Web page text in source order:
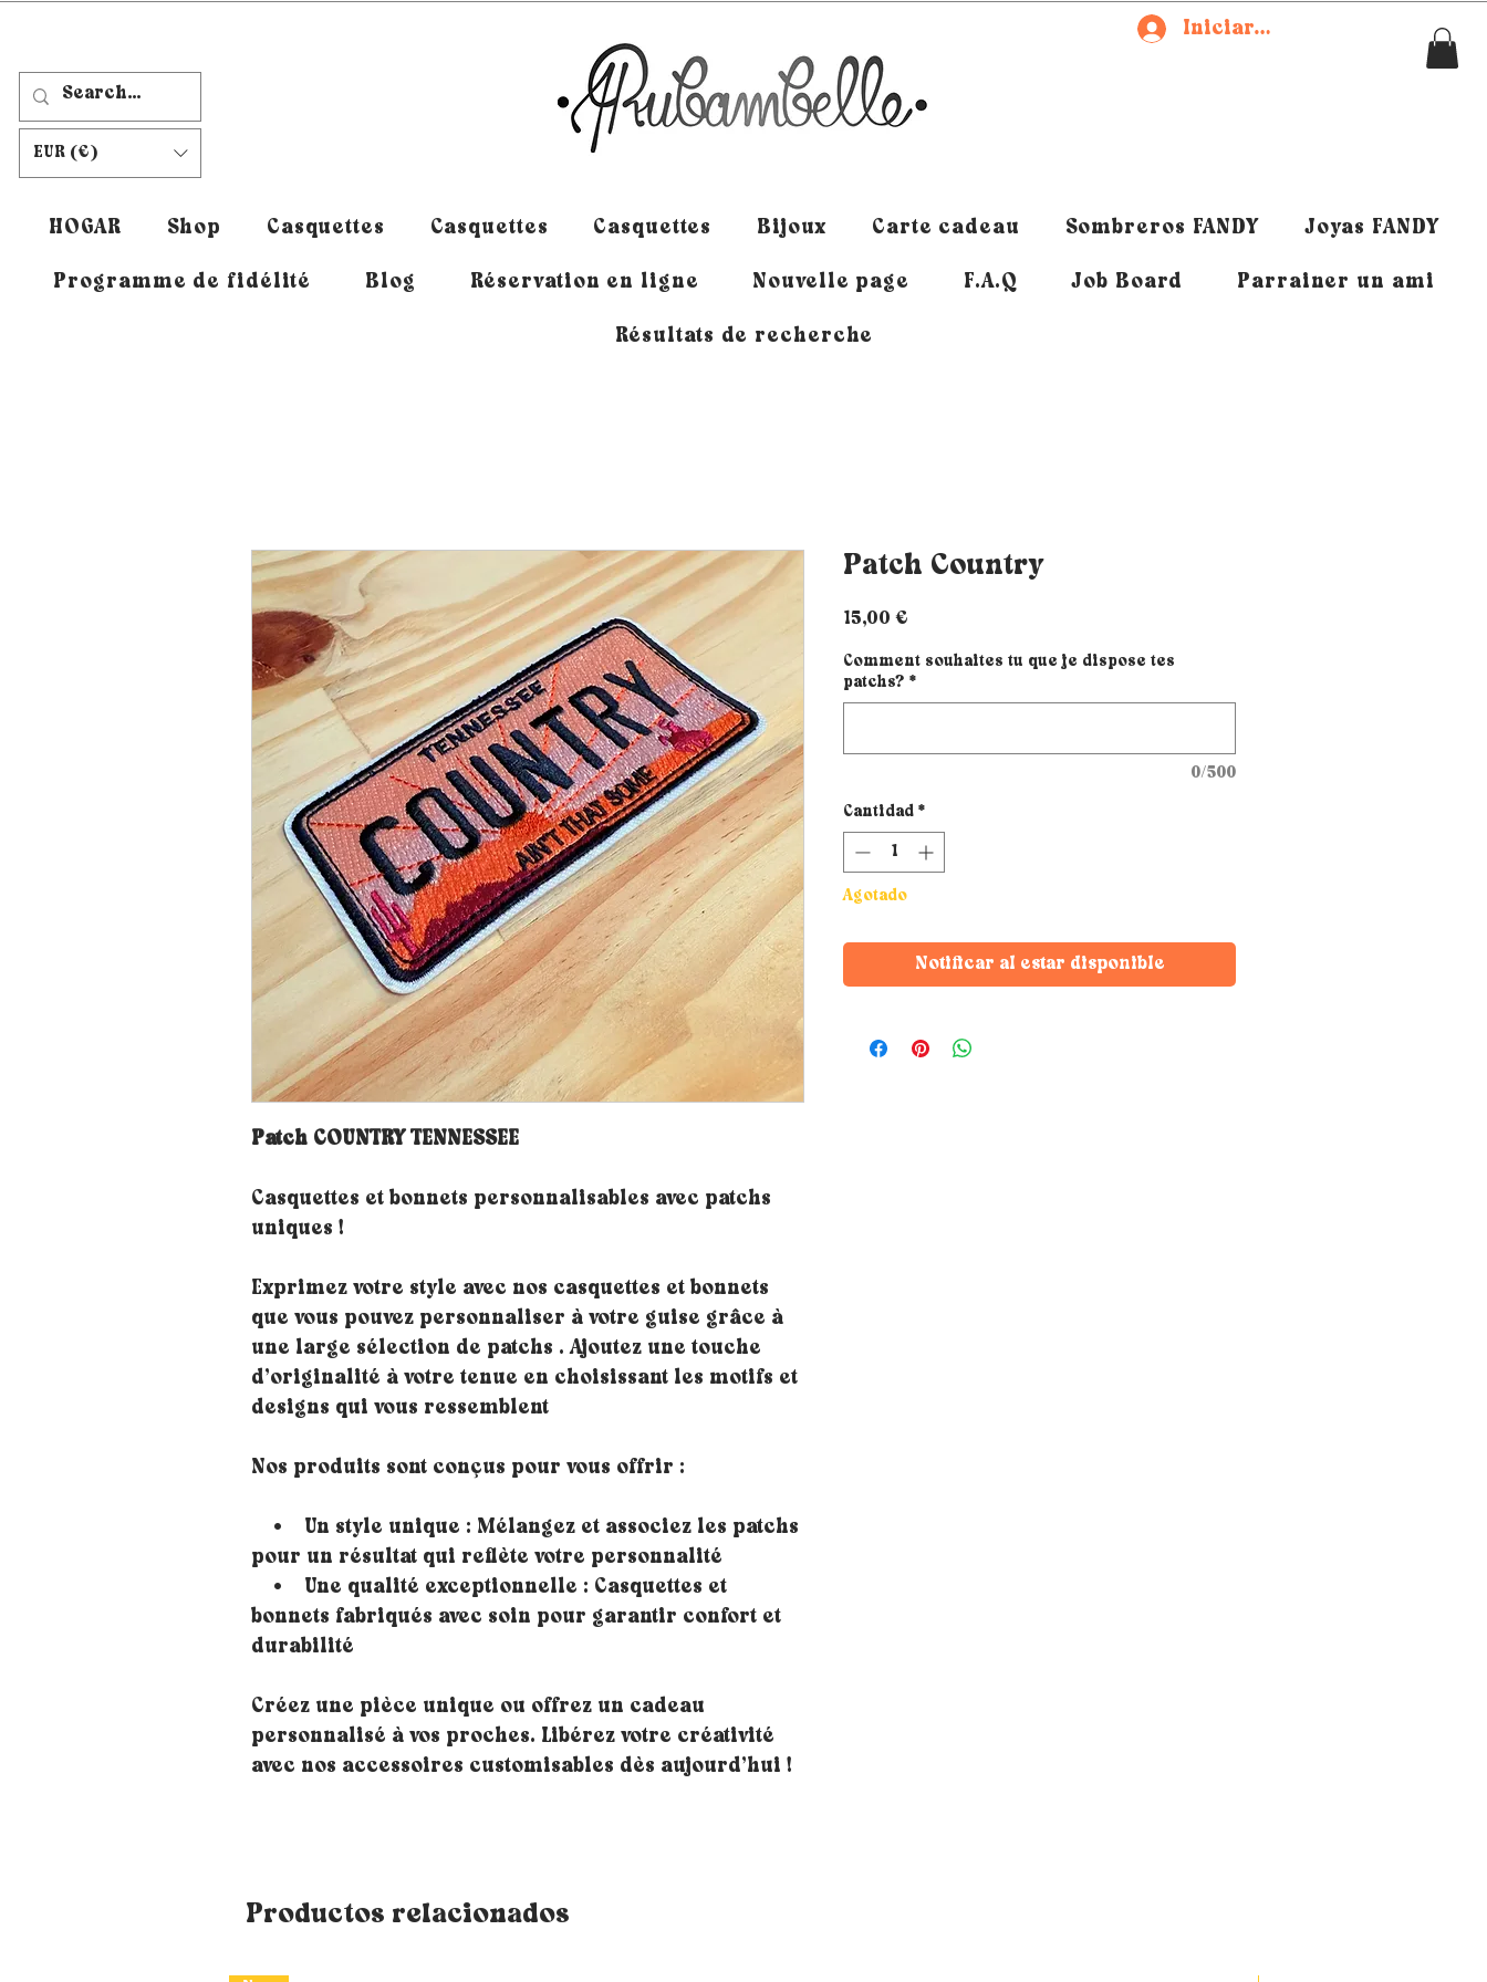
EUR (€)
Iniciar sesión
HOGAR Shop Casquettes Casquettes Casquettes Bijoux Carte cadeau Sombreros FANDY Joyas FANDY
Programme de fidélité Blog Réservation en ligne Nouvelle page F.A.Q Job Board Parrainer un ami
Résultats de recherche
Patch COUNTRY TENNESSEE
Casquettes et bonnets personnalisables avec patchs
uniques !
Exprimez votre style avec nos casquettes et bonnets
que vous pouvez personnaliser à votre guise grâce à
une large sélection de patchs . Ajoutez une touche
d’originalité à votre tenue en choisissant les motifs et
designs qui vous ressemblent
Nos produits sont conçus pour vous offrir :
• Un style unique : Mélangez et associez les patchs
pour un résultat qui reflète votre personnalité
• Une qualité exceptionnelle : Casquettes et
bonnets fabriqués avec soin pour garantir confort et
durabilité
Créez une pièce unique ou offrez un cadeau
personnalisé à vos proches. Libérez votre créativité
avec nos accessoires customisables dès aujourd’hui !
Patch Country
15,00 €
Comment souhaites tu que je dispose tes
patchs? *
0/500
Cantidad *
Agotado
Notificar al estar disponible
Productos relacionados